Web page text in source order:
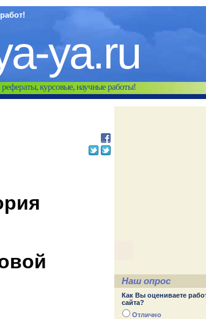
ya.ru
курсовые, научные работы!
Наш опрос
Как Вы оцениваете
сайта?
Отлично